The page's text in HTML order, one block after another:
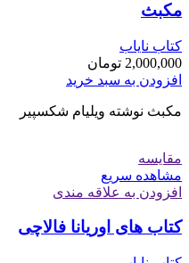
مکبث
کتاب نایاب
2,000,000 تومان
افزودن به سبد خرید
مکبث نوشته ویلیام شکسپیر
مقایسه
مشاهده سریع
افزودن به علاقه مندی
کتاب های اوریانا فالاچی